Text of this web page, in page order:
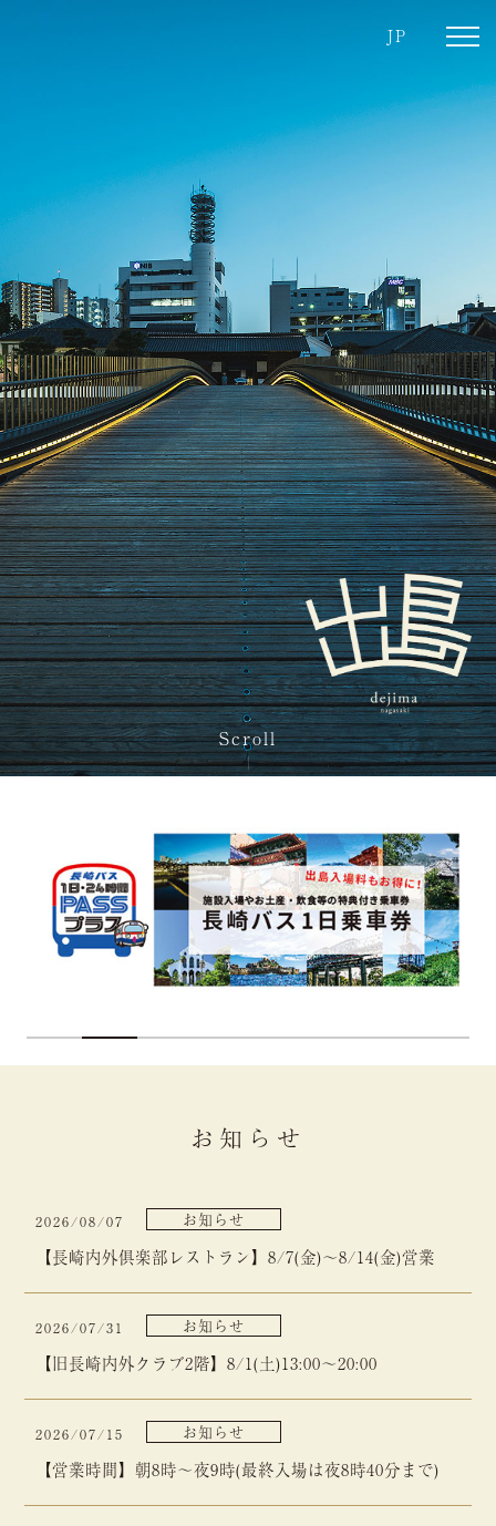
JP
Scroll
お知らせ
2026/08/07 お知らせ
【長崎内外俱楽部レストラン】8/7(金)～8/14(金)営業
2026/07/31 お知らせ
【旧長崎内外クラブ2階】8/1(土)13:00～20:00
2026/07/15 お知らせ
【営業時間】朝8時～夜9時(最終入場は夜8時40分まで)